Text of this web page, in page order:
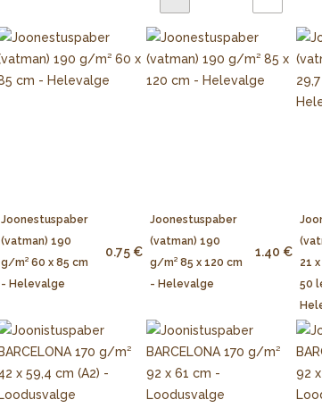
Joonestuspaber
(vatman) 190
g/m² 60 x 85 cm
- Helevalge
0.75 €
Joonestuspaber
(vatman) 190
g/m² 85 x 120 cm
- Helevalge
1.40 €
21
50